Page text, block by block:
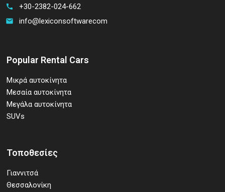
call +30-2382-024-662
email info@lexiconsoftwarecom
Popular Rental Cars
Μικρά αυτοκίνητα
Μεσαία αυτοκίνητα
Μεγάλα αυτοκίνητα
SUVs
Τοποθεσίες
Γιαννιτσά
Θεσσαλονίκη